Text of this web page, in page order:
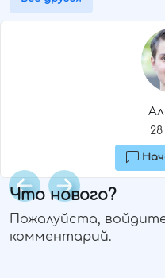
Item
of
Что нового?
Пожалуйста,
комментарий.